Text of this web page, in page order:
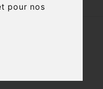
pour nos